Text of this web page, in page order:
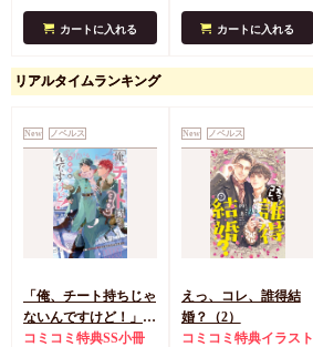
カートに入れる カートに入れる
リアルタイムランキング
New ノベルス
「俺、チート持ちじゃ
ないんですけど！」北
の砦編
コミコミ特典SS小冊
New ノベルス
えっ、コレ、誰得結
婚？（2）
コミコミ特典イラスト